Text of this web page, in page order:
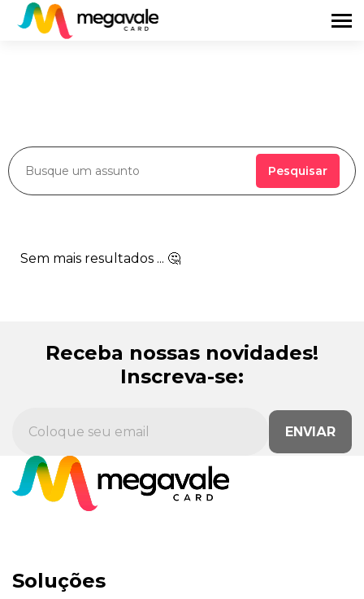
Pesquisar
Sem mais resultados ... 🤔
Receba nossas novidades!
Inscreva-se:
ENVIAR
Soluções